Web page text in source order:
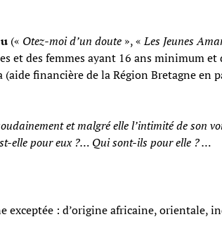
(« Otez-moi d’un doute », «Les Jeunes
et des femmes ayant 16 ans minimum
financière de la Région Bretagne en
et malgré elle l’intimité de son
elle pour eux ?… Qui sont-ils pour elle ? …
exceptée : d’origine africaine, orientale,